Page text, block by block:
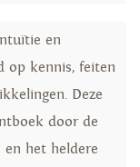
en
op kennis, feiten
Deze
door de
het heldere